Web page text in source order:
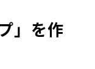
」を作